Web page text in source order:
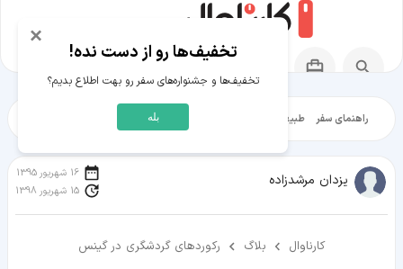
راهنمای سفر طبیعت‌گردی شهرگردی
یزدان مرشدزاده
16 شهریور 1395
15 شهریور 1398
کارناوال بلاگ رکوردهای گردشگری در گینس
×
تخفیف‌ها رو از دست نده!
تخفیف‌ها و جشنواره‌های سفر رو بهت اطلاع بدیم؟
بله